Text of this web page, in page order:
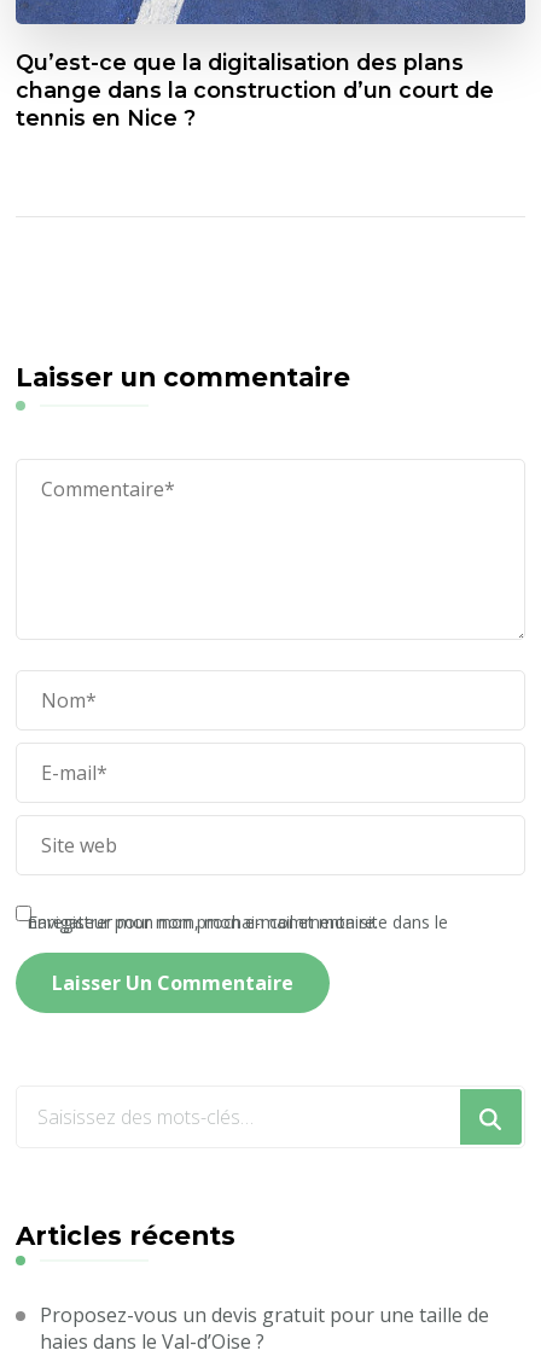
Qu’est-ce que la digitalisation des plans
change dans la construction d’un court de
tennis en Nice ?
Laisser un commentaire
Enregistrer mon nom, mon e-mail et mon site dans le navigateur pour mon prochain commentaire.
recherchiez
?
Articles récents
Proposez-vous un devis gratuit pour une taille de
haies dans le Val-d’Oise ?